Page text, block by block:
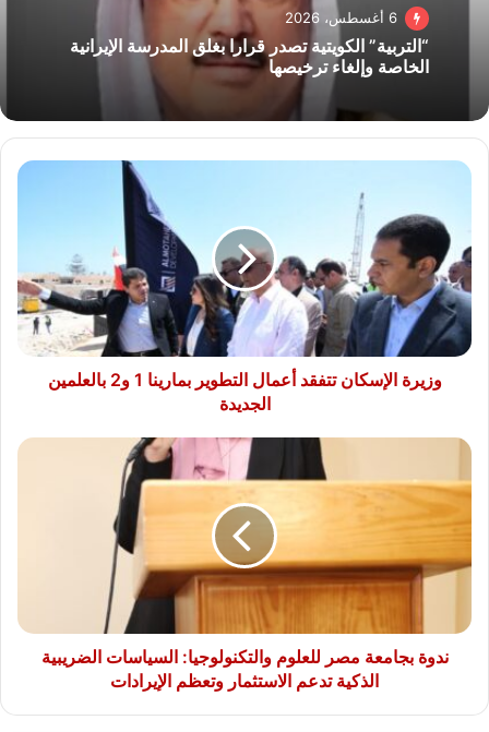
6 أغسطس، 2026
“التربية” الكويتية تصدر قرارا بغلق المدرسة الإيرانية
الخاصة وإلغاء ترخيصها
وزيرة
تتفقد
أعمال
التطوير
بمارينا
1
و2
بالعلمين
الجديدة
وزيرة الإسكان تتفقد أعمال التطوير بمارينا 1 و2 بالعلمين
الجديدة
ندوة
مصر
للعلوم
والتكنولوجيا:
السياسات
الضريبية
تدعم
الاستثمار
ندوة بجامعة مصر للعلوم والتكنولوجيا: السياسات الضريبية
الذكية تدعم الاستثمار وتعظم الإيرادات